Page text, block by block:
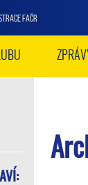
FAČR